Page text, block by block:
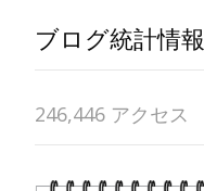
ブログ統計情報
246,446 アクセス